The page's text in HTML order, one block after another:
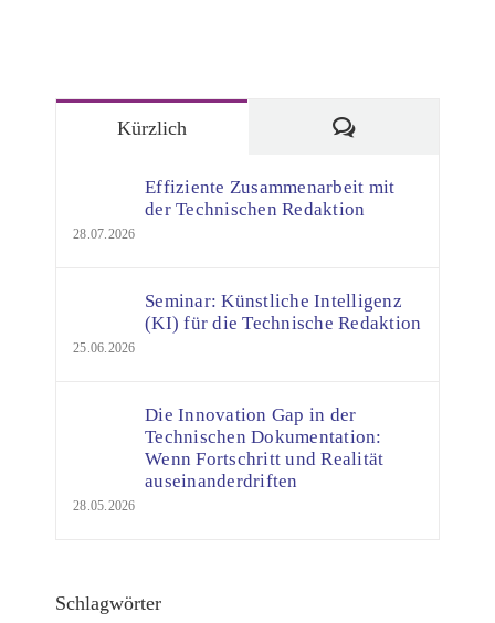
Kürzlich Kommentare
Effiziente Zusammenarbeit mit
der Technischen Redaktion
28.07.2026
Seminar: Künstliche Intelligenz
(KI) für die Technische Redaktion
25.06.2026
Die Innovation Gap in der
Technischen Dokumentation:
Wenn Fortschritt und Realität
auseinanderdriften
28.05.2026
Schlagwörter